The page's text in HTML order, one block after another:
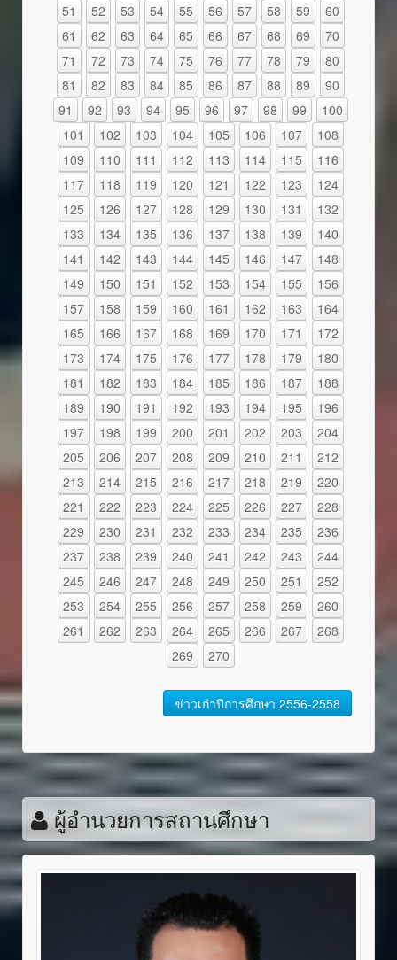
51
52 53 54 55 56 57 58 59
60
61
62 63 64 65 66 67 68 69
70
71
72 73 74 75 76 77 78 79
80
81
82 83 84 85 86 87 88 89
90
91
92 93 94 95 96 97 98 99
100
101
102 103 104 105 106 107
108
109
110 111 112 113 114 115
116
117
118 119 120 121 122 123
124
125
126 127 128 129 130 131
132
133
134 135 136 137 138 139
140
141
142 143 144 145 146 147
148
149
150 151 152 153 154 155
156
157
158 159 160 161 162 163
164
165
166 167 168 169 170 171
172
173
174 175 176 177 178 179
180
181
182 183 184 185 186 187
188
189
190 191 192 193 194 195
196
197
198 199 200 201 202 203
204
205
206 207 208 209 210 211
212
213
214 215 216 217 218 219
220
221
222 223 224 225 226 227
228
229
230 231 232 233 234 235
236
237
238 239 240 241 242 243
244
245
246 247 248 249 250 251
252
253
254 255 256 257 258 259
260
261
262 263 264 265 266 267
268
269
270
ข่าวเก่าปีการศึกษา 2556-2558
ผู้อำนวยการสถานศึกษา